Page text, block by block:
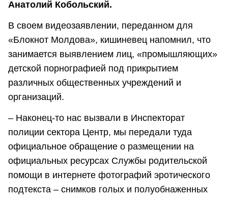
Анатолий Кобольский.
В своем видеозаявлении, переданном для
«Блокнот Молдова», кишиневец напомнил, что
занимается выявлением лиц, «промышляющих»
детской порнографией под прикрытием
различных общественных учреждений и
организаций.
– Наконец-то нас вызвали в Инспекторат
полиции сектора Центр, мы передали туда
официальное обращение о размещении на
официальных ресурсах Службы родительской
помощи в интернете фотографий эротического
подтекста – снимков голых и полуобнаженных